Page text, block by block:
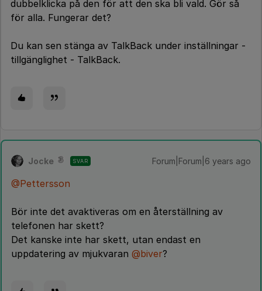
dubbelklicka på den för att den ska bli vald. Gör så
för alla. Fungerar det?
Du kan sen stänga av TalkBack under inställningar -
tillgänglighet - TalkBack.
Jocke SVAR Forum|Forum|6 years ago
@Pettersson
Bör inte det avaktiveras om en återställning av
telefonen har skett?
Det kanske inte har skett, utan endast en
uppdatering av mjukvaran @biver?